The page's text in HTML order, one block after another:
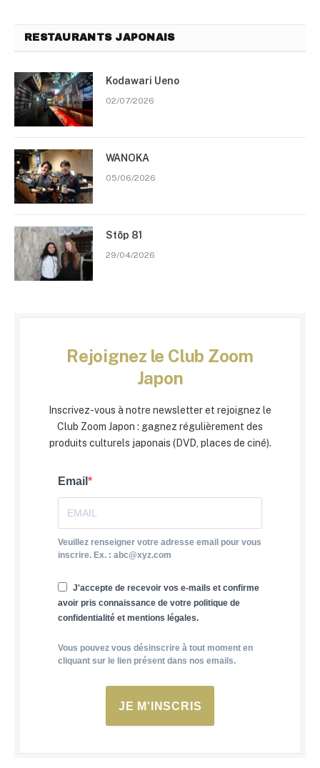
RESTAURANTS JAPONAIS
Kodawari Ueno
02/07/2026
WANOKA
05/06/2026
Stōp 81
29/04/2026
Rejoignez le Club Zoom
Japon
Inscrivez-vous à notre newsletter et rejoignez le
Club Zoom Japon : gagnez régulièrement des
produits culturels japonais (DVD, places de ciné).
Email
Veuillez renseigner votre adresse email pour vous
inscrire. Ex. : abc@xyz.com
J'accepte de recevoir vos e-mails et confirme
avoir pris connaissance de votre politique de
confidentialité et mentions légales.
Vous pouvez vous désinscrire à tout moment en
cliquant sur le lien présent dans nos emails.
JE M'INSCRIS